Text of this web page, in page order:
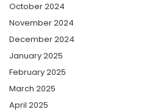
October 2024
November 2024
December 2024
January 2025
February 2025
March 2025
April 2025